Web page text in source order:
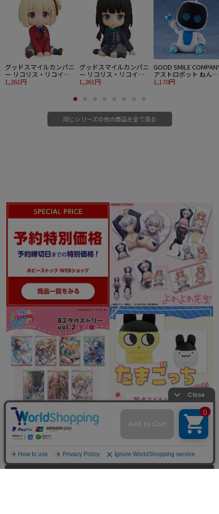
グッドスマイルカンパニ
ー リコリス・リコイル
ねんどろいどぷらす 錦
1,261円
グッドスマイルカンパニ
ー リコリス・リコイル
ねんどろいどぷらす 井
1,261円
GOOD SMILE
アストロボット ねんど
ろいどぷらす アストロ
1,170円
同じシリーズの他の商品を全て見る